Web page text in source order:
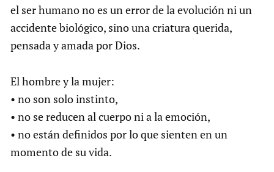
el ser humano no es un error de la evolución ni un
accidente biológico, sino una criatura querida,
pensada y amada por Dios.
El hombre y la mujer:
• no son solo instinto,
• no se reducen al cuerpo ni a la emoción,
• no están definidos por lo que sienten en un
momento de su vida.